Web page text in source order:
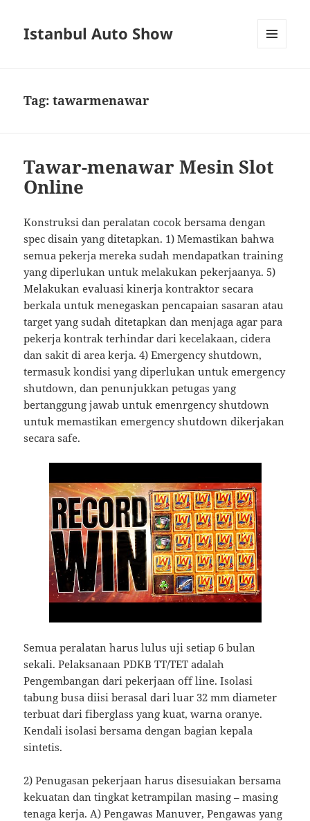
Istanbul Auto Show
Tag:tawarmenawar
Tawar-menawar Mesin Slot
Online
Konstruksi dan peralatan cocok bersama dengan
spec disain yang ditetapkan. 1) Memastikan bahwa
semua pekerja mereka sudah mendapatkan training
yang diperlukan untuk melakukan pekerjaanya. 5)
Melakukan evaluasi kinerja kontraktor secara
berkala untuk menegaskan pencapaian sasaran atau
target yang sudah ditetapkan dan menjaga agar para
pekerja kontrak terhindar dari kecelakaan, cidera
dan sakit di area kerja. 4) Emergency shutdown,
termasuk kondisi yang diperlukan untuk emergency
shutdown, dan penunjukkan petugas yang
bertanggung jawab untuk emenrgency shutdown
untuk memastikan emergency shutdown dikerjakan
secara safe.
Semua peralatan harus lulus uji setiap 6 bulan
sekali. Pelaksanaan PDKB TT/TET adalah
Pengembangan dari pekerjaan off line. Isolasi
tabung busa diisi berasal dari luar 32 mm diameter
terbuat dari fiberglass yang kuat, warna oranye.
Kendali isolasi bersama dengan bagian kepala
sintetis.
2) Penugasan pekerjaan harus disesuiakan bersama
kekuatan dan tingkat ketrampilan masing – masing
tenaga kerja. A) Pengawas Manuver, Pengawas yang